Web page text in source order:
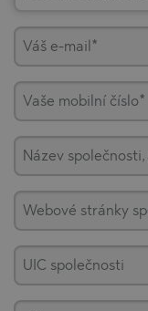
Váš e-mail*
Vaše mobilní číslo*
Název
Webové stránky
UIC společnosti